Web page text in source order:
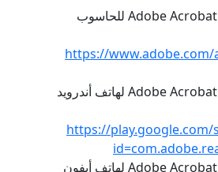
تنزيل برنامج Adobe Acrobat Reader للحاسوب
https://
تنزيل برنامج Adobe Acrobat Reader لهاتف أندرويد
https://
تنزيل برنامج Adobe Acrobat Reader لهاتف أيفون